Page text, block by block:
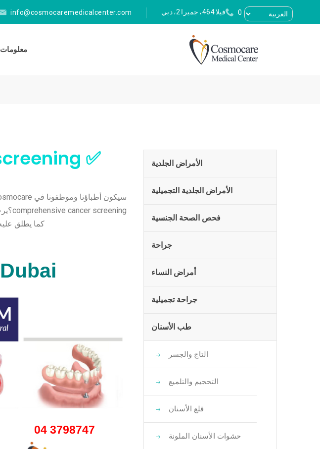
04 379 8747 فيلا 464، جميرا 2، دبي info@cosmocaremedicalcenter.com
الأمراض الجلدية
الأمراض الجلدية التجميلية
فحص الصحة الجنسية
جراحة
أمراض النساء
جراحة تجميلية
طب الأسنان
التاج والجسر
التحجيم والتلميع
قلع الأسنان
حشوات الأسنان الملونة
كما يطلق